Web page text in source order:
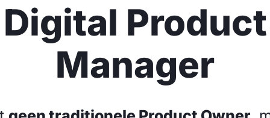
Digital Product
Manager